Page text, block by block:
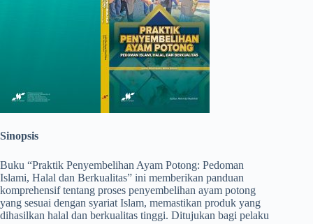
Sinopsis
Buku “Praktik Penyembelihan Ayam Potong: Pedoman
Islami, Halal dan Berkualitas” ini memberikan panduan
komprehensif tentang proses penyembelihan ayam potong
yang sesuai dengan syariat Islam, memastikan produk yang
dihasilkan halal dan berkualitas tinggi. Ditujukan bagi pelaku